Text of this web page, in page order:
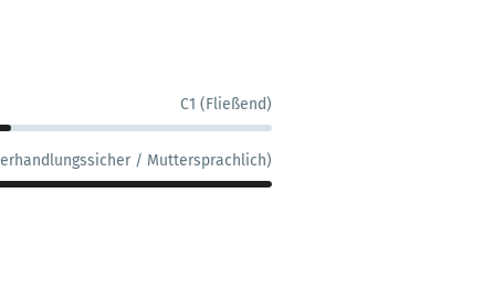
C1 (Fließend)
/ Muttersprachlich)